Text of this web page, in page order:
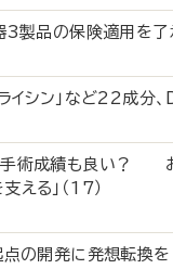
器3製品の保険適用を
ライシン」など22成
手術成績も良い？
える」（17）
点の開発に発想転